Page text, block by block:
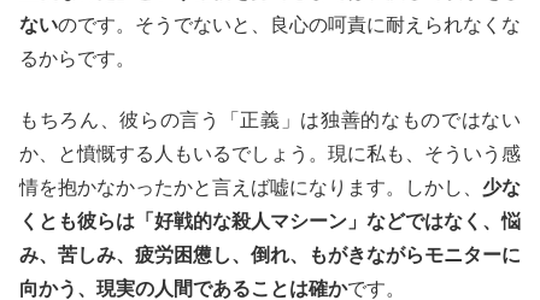
ないのです。そうでないと、良心の呵責に耐えられなくな
るからです。
もちろん、彼らの言う「正義」は独善的なものではない
か、と憤慨する人もいるでしょう。現に私も、そういう感
情を抱かなかったかと言えば嘘になります。しかし、 少な
くとも彼らは「好戦的な殺人マシーン」などではなく、悩
み、苦しみ、疲労困憊し、倒れ、もがきながらモニターに
向かう、現実の人間であることは確かです。